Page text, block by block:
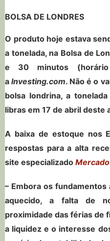
BOLSA DE LONDRES
O produto hoje estava
a tonelada, na Bolsa de
e 30 minutos
aInvesting.com. Não é o
bolsa londrina, a
libras em 17 de abril deste
A baixa de estoque nos
respostas para a alta
site especializado
– Embora os
aquecido, a falta de
proximidade das férias de
a liquidez e o interesse